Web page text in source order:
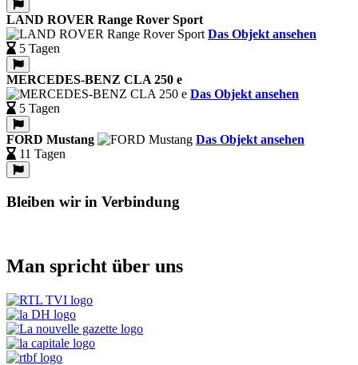
LAND ROVER Range Rover Sport
Das Objekt ansehen
5 Tagen
MERCEDES-BENZ CLA 250 e
Das Objekt ansehen
5 Tagen
FORD Mustang
Das Objekt ansehen
11 Tagen
Bleiben wir in Verbindung
Man spricht über uns